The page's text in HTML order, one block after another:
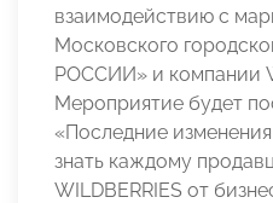
взаимодействию с
Московского
РОССИИ» и компании
Мероприятие будет
«Последние
знать каждому
WILDBERRIES от